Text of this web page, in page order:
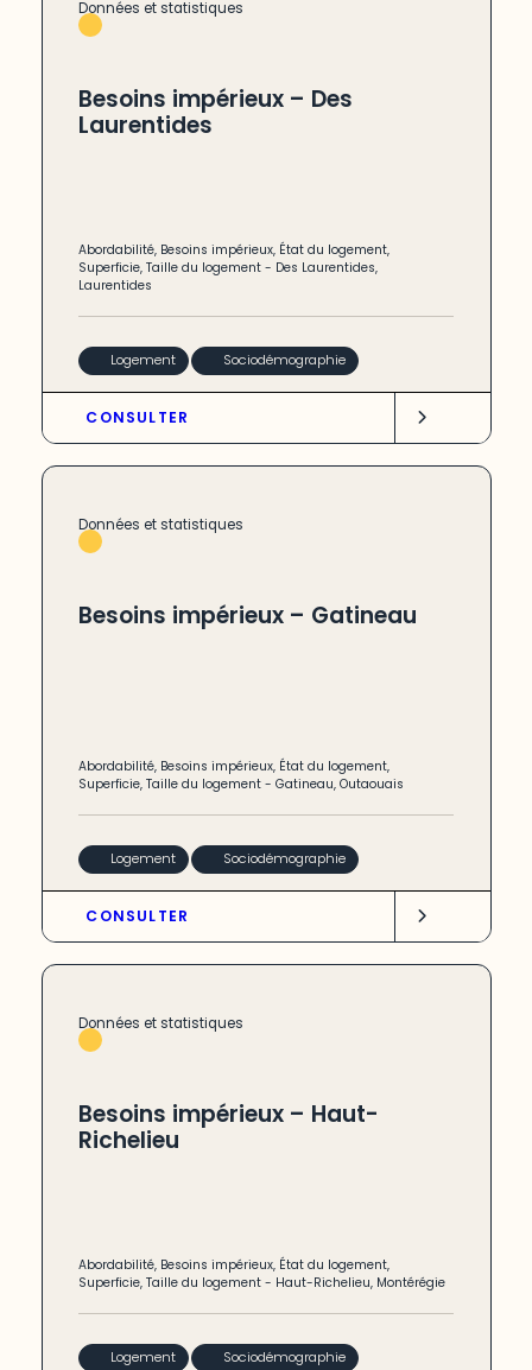
Données et statistiques
Besoins impérieux – Des
Laurentides
Abordabilité, Besoins impérieux, État du logement,
Superficie,Taille du logement - Des Laurentides,
Laurentides
Logement Sociodémographie
CONSULTER
Données et statistiques
Besoins impérieux – Gatineau
Abordabilité, Besoins impérieux, État du logement,
Superficie,Taille du logement -Gatineau,Outaouais
Logement Sociodémographie
CONSULTER
Données et statistiques
Besoins impérieux – Haut-
Richelieu
Abordabilité, Besoins impérieux, État du logement,
Superficie,Taille du logement - Haut-Richelieu, Montérégie
Logement Sociodémographie